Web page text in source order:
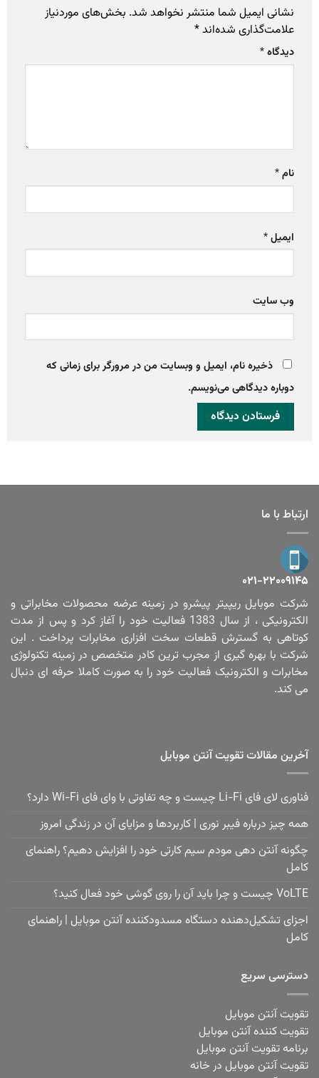
نشانی ایمیل شما منتشر نخواهد شد. بخش‌های موردنیاز
علامت‌گذاری شده‌اند*
دیدگاه*
نام*
ایمیل*
وب‌ سایت
ذخیره نام، ایمیل و وبسایت من در مرورگر برای زمانی که
دوباره دیدگاهی می‌نویسم.
ارتباط با ما
۰۲۱-۲۲۰۰۹۱۴۵
شرکت موبایل ریپیتر پیشرو در زمینه عرضه محصولات مخابراتی و
الکترونیکی ، از سال 1383 فعالیت خود را آغاز کرد و پس از مدت
کوتاهی به گسترش قطعات سخت افزاری مخابرات پرداخت . این
شرکت با بهره گیری از مجرب ترین کادر متخصص در زمینه تکنولوژی
مخابرات و الکترونیک فعالیت خود را به صورت کاملا حرفه ای دنبال
می کند.
آخرین مقالات تقویت آنتن موبایل
فناوری لای فای Li-Fi چیست و چه تفاوتی با وای فای Wi-Fi دارد؟
همه چیز درباره فیبر نوری | کاربردها و مزایای آن در زندگی امروز
چگونه آنتن دهی مودم سیم کارتی خود را افزایش دهیم؟ راهنمای
کامل
VoLTE چیست و چرا باید آن را روی گوشی خود فعال کنید؟
اجزای تشکیل‌دهنده دستگاه مسدودکننده آنتن موبایل | راهنمای
کامل
دسترسی سریع
تقویت آنتن موبایل
تقویت کننده آنتن موبایل
برنامه تقویت آنتن موبایل
تقویت آنتن موبایل در خانه